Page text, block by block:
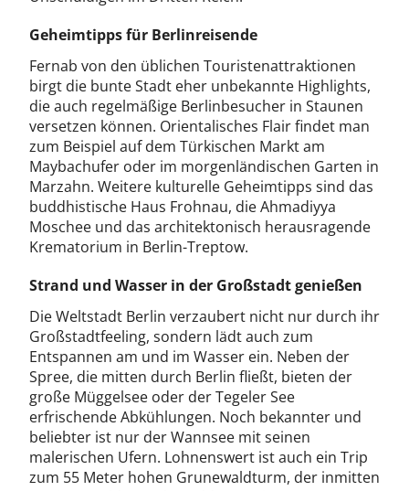
Geheimtipps für Berlinreisende
Fernab von den üblichen Touristenattraktionen
birgt die bunte Stadt eher unbekannte Highlights,
die auch regelmäßige Berlinbesucher in Staunen
versetzen können. Orientalisches Flair findet man
zum Beispiel auf dem Türkischen Markt am
Maybachufer oder im morgenländischen Garten in
Marzahn. Weitere kulturelle Geheimtipps sind das
buddhistische Haus Frohnau, die Ahmadiyya
Moschee und das architektonisch herausragende
Krematorium in Berlin-Treptow.
Strand und Wasser in der Großstadt genießen
Die Weltstadt Berlin verzaubert nicht nur durch ihr
Großstadtfeeling, sondern lädt auch zum
Entspannen am und im Wasser ein. Neben der
Spree, die mitten durch Berlin fließt, bieten der
große Müggelsee oder der Tegeler See
erfrischende Abkühlungen. Noch bekannter und
beliebter ist nur der Wannsee mit seinen
malerischen Ufern. Lohnenswert ist auch ein Trip
zum 55 Meter hohen Grunewaldturm, der inmitten